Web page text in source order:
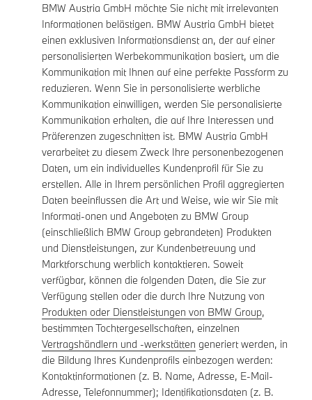
BMW Austria GmbH möchte Sie nicht mit irrelevanten
Informationen belästigen. BMW Austria GmbH bietet
einen exklusiven Informationsdienst an, der auf einer
personalisierten Werbekommunikation basiert, um die
Kommunikation mit Ihnen auf eine perfekte Passform zu
reduzieren. Wenn Sie in personalisierte werbliche
Kommunikation einwilligen, werden Sie personalisierte
Kommunikation erhalten, die auf Ihre Interessen und
Präferenzen zugeschnitten ist. BMW Austria GmbH
verarbeitet zu diesem Zweck Ihre personenbezogenen
Daten, um ein individuelles Kundenprofil für Sie zu
erstellen. Alle in Ihrem persönlichen Profil aggregierten
Daten beeinflussen die Art und Weise, wie wir Sie mit
Informati-onen und Angeboten zu BMW Group
(einschließlich BMW Group gebrandeten) Produkten
und Dienstleistungen, zur Kundenbetreuung und
Marktforschung werblich kontaktieren. Soweit
verfügbar, können die folgenden Daten, die Sie zur
Verfügung stellen oder die durch Ihre Nutzung von
Produkten oder Dienstleistungen von BMW Group,
bestimmten Tochtergesellschaften, einzelnen
Vertragshändlern und -werkstätten generiert werden, in
die Bildung Ihres Kundenprofils einbezogen werden:
Kontaktinformationen (z. B. Name, Adresse, E-Mail-
Adresse, Telefonnummer); Identifikationsdaten (z. B.